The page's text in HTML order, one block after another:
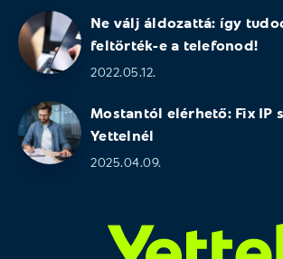
Ne válj áldozattá: így
feltörték-e a telefonod!
2022.05.12.
Mostantól elérhető: Fix IP
Yettelnél
2025.04.09.